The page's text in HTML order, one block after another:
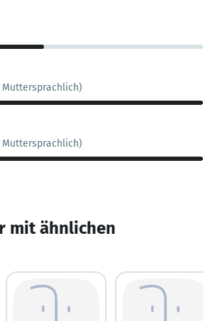
mit ähnlichen